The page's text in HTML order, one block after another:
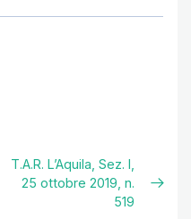
T.A.R. L’Aquila, Sez. I,
25 ottobre 2019, n.
519